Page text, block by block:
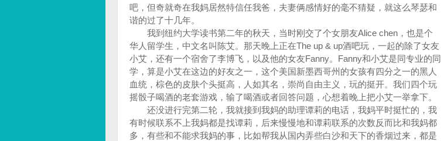
吧，但奇就奇在我妈居然特信任我爸，夫妻俩感情好的毫不猜疑，就这么琴瑟和
谐的过了十几年。
我到纽约大学读书第二年的秋天，当时刚交了个女朋友Alice chen，也是个
华人留学生，中文名叫陈艾。那天晚上正在The up & up酒吧玩，一起的除了女友
小艾，还有一个宿舍了李博飞，以及他的女友Fanny。Fanny和小艾是同专业的同
学，算是小艾在这边的好友之一，这个美国新墨西哥州的女孩有四分之一的黑人
血统，棕色的皮肤个头挺高，人如其名，崇尚自由主义，玩的挺开。我们四个玩
摇骰子喝酒的老套游戏，输了喝酒或者回答问题，心想着晚上把小艾一举拿下。
还没进行完第二轮，我就接到我妈的助理谭莉的电话，我妈平时挺忙的，我
有时候联系不上我妈都是找谭莉，后来慢慢地和谭莉联系的次数反而比和我妈都
多，有些和不能求我妈的事，比如帮我从国内弄些白沙和天下的香烟过来，都是